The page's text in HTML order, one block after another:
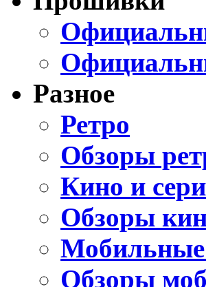
Разное
Ретро
Обзоры
Кино и
Обзоры
Обзоры